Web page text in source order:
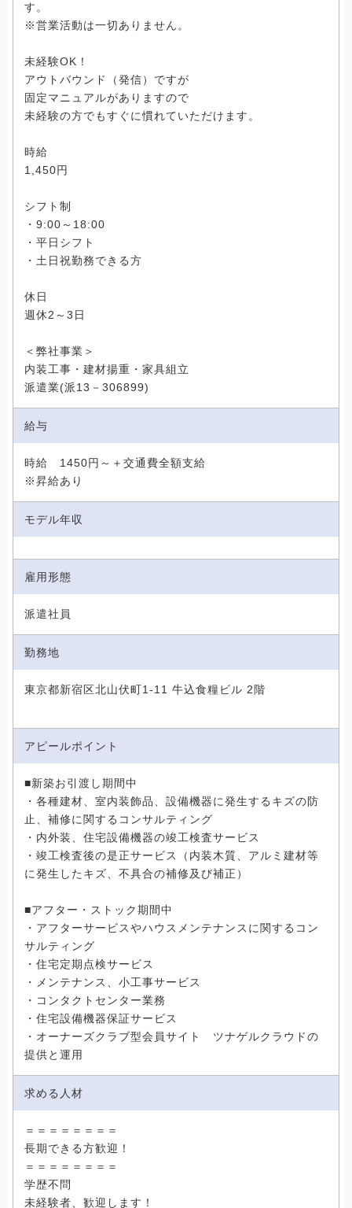
す。
※営業活動は一切ありません。
未経験OK！
アウトバウンド（発信）ですが
固定マニュアルがありますので
未経験の方でもすぐに慣れていただけます。
時給
1,450円
シフト制
・9:00～18:00
・平日シフト
・土日祝勤務できる方
休日
週休2～3日
＜弊社事業＞
内装工事・建材揚重・家具組立
派遣業(派13－306899)
給与
時給 1450円～＋交通費全額支給
※昇給あり
モデル年収
雇用形態
派遣社員
勤務地
東京都新宿区北山伏町1-11 牛込食糧ビル 2階
アピールポイント
■新築お引渡し期間中
・各種建材、室内装飾品、設備機器に発生するキズの防
止、補修に関するコンサルティング
・内外装、住宅設備機器の竣工検査サービス
・竣工検査後の是正サービス（内装木質、アルミ建材等
に発生したキズ、不具合の補修及び補正）
■アフター・ストック期間中
・アフターサービスやハウスメンテナンスに関するコン
サルティング
・住宅定期点検サービス
・メンテナンス、小工事サービス
・コンタクトセンター業務
・住宅設備機器保証サービス
・オーナーズクラブ型会員サイト ツナゲルクラウドの
提供と運用
求める人材
＝＝＝＝＝＝＝＝
長期できる方歓迎！
＝＝＝＝＝＝＝＝
学歴不問
未経験者、歓迎します！